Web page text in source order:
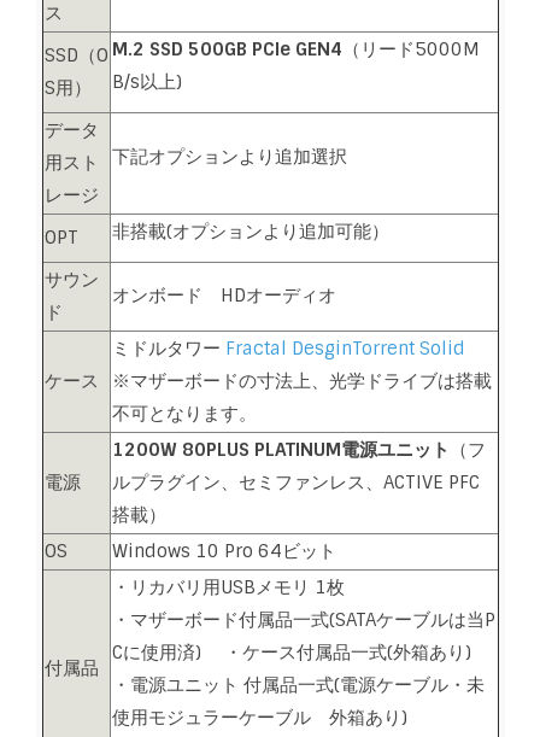
ス
SSD（O
S用）
M.2 SSD 500GB PCIe GEN4 （リード5000M
B/s以上)
データ
用スト
レージ
下記オプションより追加選択
OPT
非搭載(オプションより追加可能）
サウン
ド
オンボード HDオーディオ
ケース
ミドルタワー Fractal DesginTorrent Solid
※マザーボードの寸法上、光学ドライブは搭載
不可となります。
電源
1200W 80PLUS PLATINUM電源ユニット （フ
ルプラグイン、セミファンレス、ACTIVE PFC
搭載）
OS
Windows 10 Pro 64ビット
付属品
・リカバリ用USBメモリ 1枚
・マザーボード付属品一式(SATAケーブルは当P
Cに使用済) ・ケース付属品一式(外箱あり)
・電源ユニット 付属品一式(電源ケーブル・未
使用モジュラーケーブル 外箱あり)